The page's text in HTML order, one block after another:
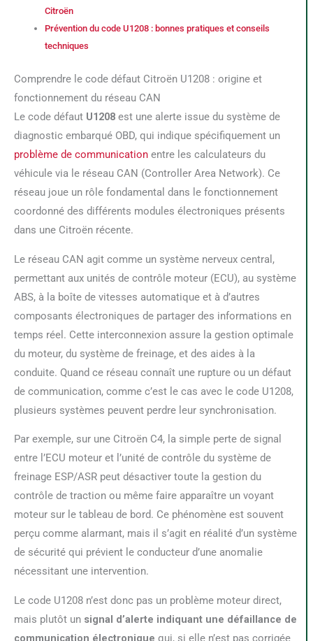
Citroën
Prévention du code U1208 : bonnes pratiques et conseils
techniques
Comprendre le code défaut Citroën U1208 : origine et
fonctionnement du réseau CAN
Le code défaut U1208 est une alerte issue du système de
diagnostic embarqué OBD, qui indique spécifiquement un
problème de communication entre les calculateurs du
véhicule via le réseau CAN (Controller Area Network). Ce
réseau joue un rôle fondamental dans le fonctionnement
coordonné des différents modules électroniques présents
dans une Citroën récente.
Le réseau CAN agit comme un système nerveux central,
permettant aux unités de contrôle moteur (ECU), au système
ABS, à la boîte de vitesses automatique et à d’autres
composants électroniques de partager des informations en
temps réel. Cette interconnexion assure la gestion optimale
du moteur, du système de freinage, et des aides à la
conduite. Quand ce réseau connaît une rupture ou un défaut
de communication, comme c’est le cas avec le code U1208,
plusieurs systèmes peuvent perdre leur synchronisation.
Par exemple, sur une Citroën C4, la simple perte de signal
entre l’ECU moteur et l’unité de contrôle du système de
freinage ESP/ASR peut désactiver toute la gestion du
contrôle de traction ou même faire apparaître un voyant
moteur sur le tableau de bord. Ce phénomène est souvent
perçu comme alarmant, mais il s’agit en réalité d’un système
de sécurité qui prévient le conducteur d’une anomalie
nécessitant une intervention.
Le code U1208 n’est donc pas un problème moteur direct,
mais plutôt un signal d’alerte indiquant une défaillance de
communication électronique qui, si elle n’est pas corrigée